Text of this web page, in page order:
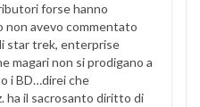
forse hanno
non avevo commentato
star trek, enterprise
magari non si prodigano a
i BD…direi che
ha il sacrosanto diritto di